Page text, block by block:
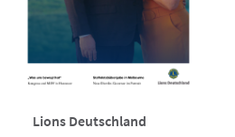
Lions Deutschland